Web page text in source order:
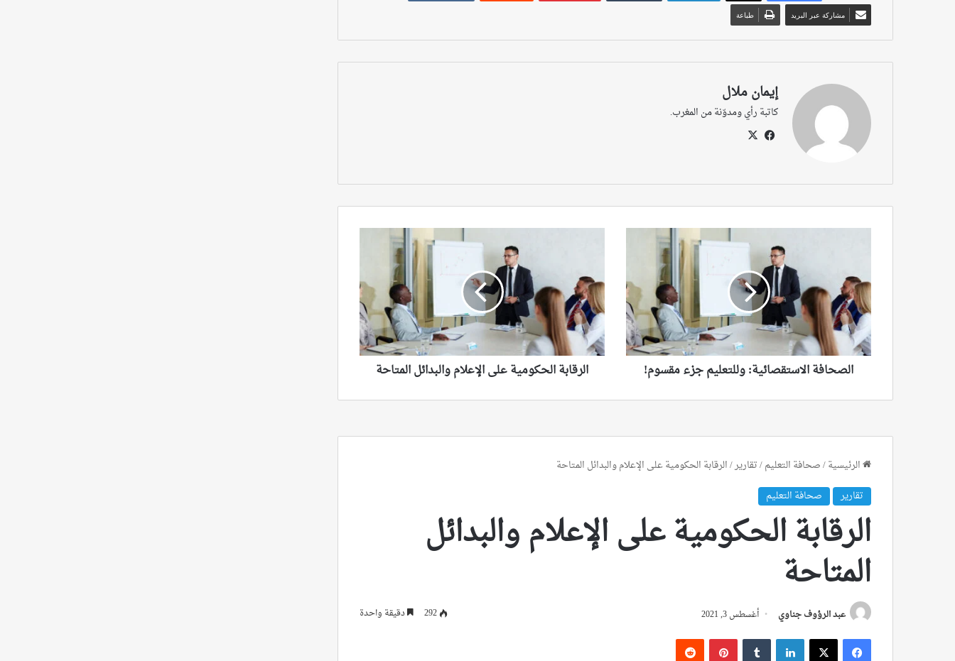
مشاركة عبر البريد طباعة
إيمان ملال
كاتبة رأي ومدوّنة من المغرب.
فيسبوك
جزء
مقسوم!
الصحافة الاستقصائية: وللتعليم جزء مقسوم!
الإعلام
والبدائل
المتاحة
الرقابة الحكومية على الإعلام والبدائل المتاحة